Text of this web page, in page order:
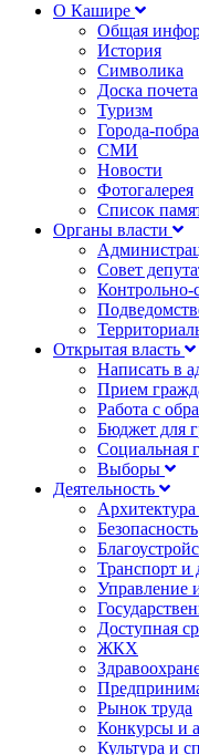
О Кашире
Общая
История
Символика
Доска почета
Туризм
Города-
СМИ
Новости
Фотогалерея
Список
Органы власти
Совет
Контрольно-
Открытая власть
Написать в
Прием
Работа с
Бюджет для
Социальная
Выборы
Деятельность
Безопасность
Транспорт и
Управление
Доступная
ЖКХ
Рынок труда
Конкурсы и
Культура и